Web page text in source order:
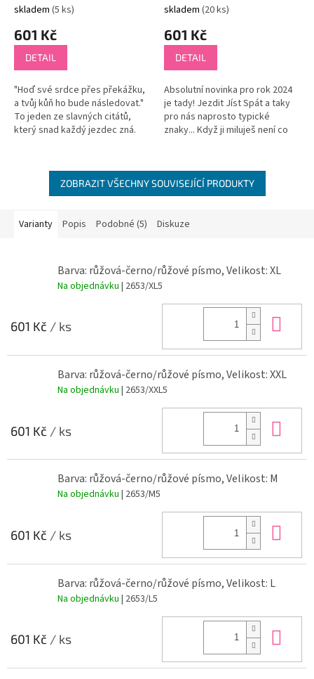
skladem (5 ks)
601 Kč
DETAIL
"Hoď své srdce přes překážku,
a tvůj kůň ho bude následovat."
To jeden ze slavných citátů,
který snad každý jezdec zná.
skladem (20 ks)
601 Kč
DETAIL
Absolutní novinka pro rok 2024
je tady! Jezdit Jíst Spát a taky
pro nás naprosto typické
znaky... Když ji miluješ není co
ZOBRAZIT VŠECHNY SOUVISEJÍCÍ PRODUKTY
Varianty Popis Podobné (5) Diskuze
Barva: růžová-černo/růžové písmo, Velikost: XL
Na objednávku | 2653/XL5
601 Kč / ks
Barva: růžová-černo/růžové písmo, Velikost: XXL
Na objednávku | 2653/XXL5
601 Kč / ks
Barva: růžová-černo/růžové písmo, Velikost: M
Na objednávku | 2653/M5
601 Kč / ks
Barva: růžová-černo/růžové písmo, Velikost: L
Na objednávku | 2653/L5
601 Kč / ks